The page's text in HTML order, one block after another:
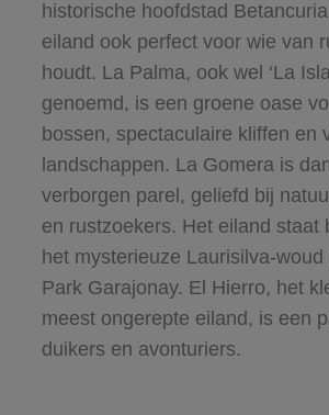
historische hoofdstad
eiland ook perfect voor wie van
houdt. La Palma, ook wel ‘La
genoemd, is een groene oase
bossen, spectaculaire kliffen en
landschappen. La Gomera is
verborgen parel, geliefd bij
en rustzoekers. Het eiland staat
het mysterieuze Laurisilva-woud
Park Garajonay. El Hierro, het
meest ongerepte eiland, is een
duikers en avonturiers.